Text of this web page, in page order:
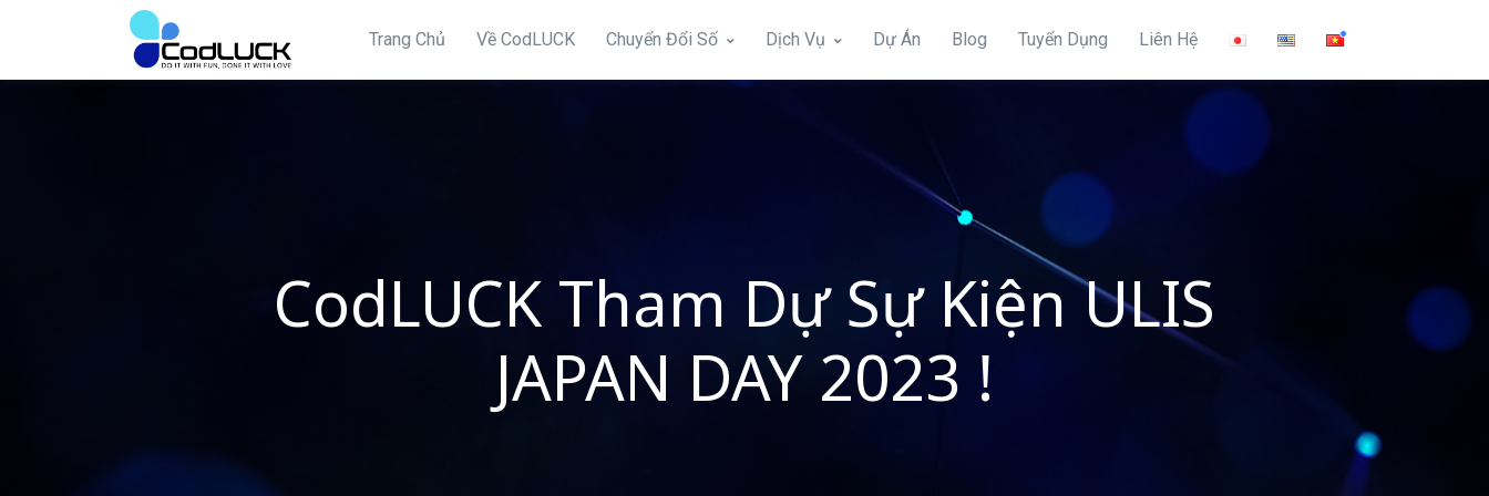
Trang Chủ Về CodLUCK Chuyển Đổi Số Dịch Vụ Dự Án Blog Tuyển Dụng Liên Hệ
CodLUCK Tham Dự Sự Kiện ULIS
JAPAN DAY 2023 !